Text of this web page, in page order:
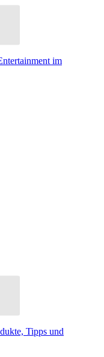
im
Tipps und